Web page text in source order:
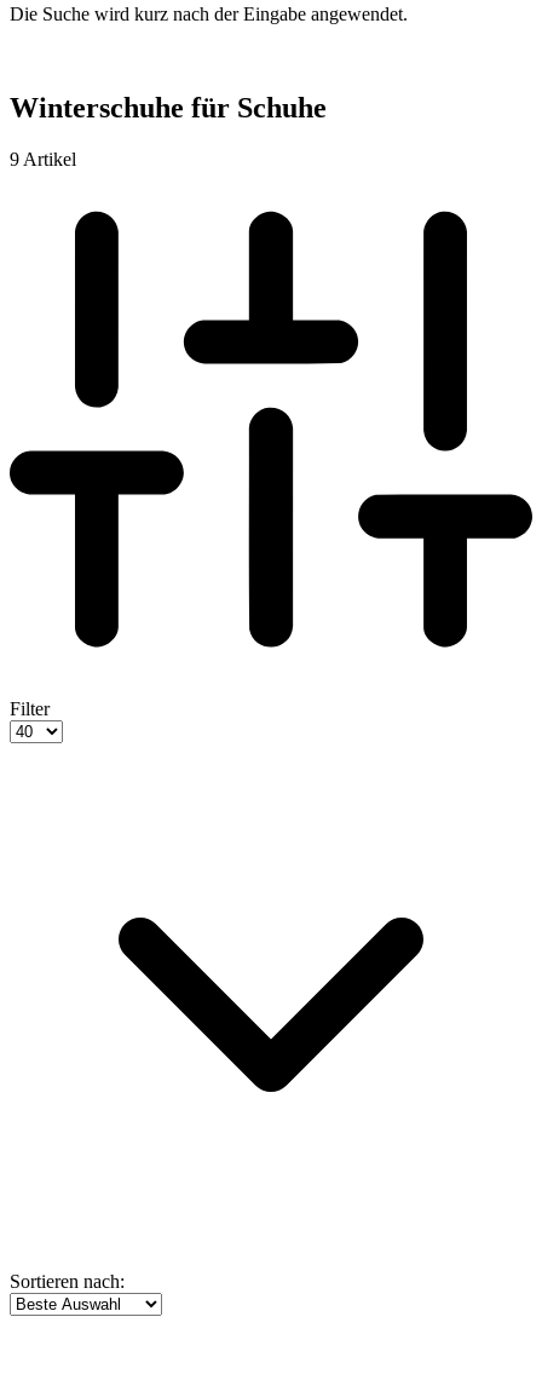
Die Suche wird kurz nach der Eingabe angewendet.
Winterschuhe für Schuhe
9 Artikel
Filter
Sortieren nach: